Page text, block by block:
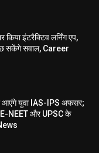
किया इंटरैक्टिव लर्निंग एप,
सकेंगे सवाल, Career
आएंगे युवा IAS-IPS अफसर;
NEET और UPSC के